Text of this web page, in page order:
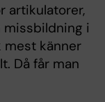
artikulatorer,
missbildning i
mest känner
Då får man